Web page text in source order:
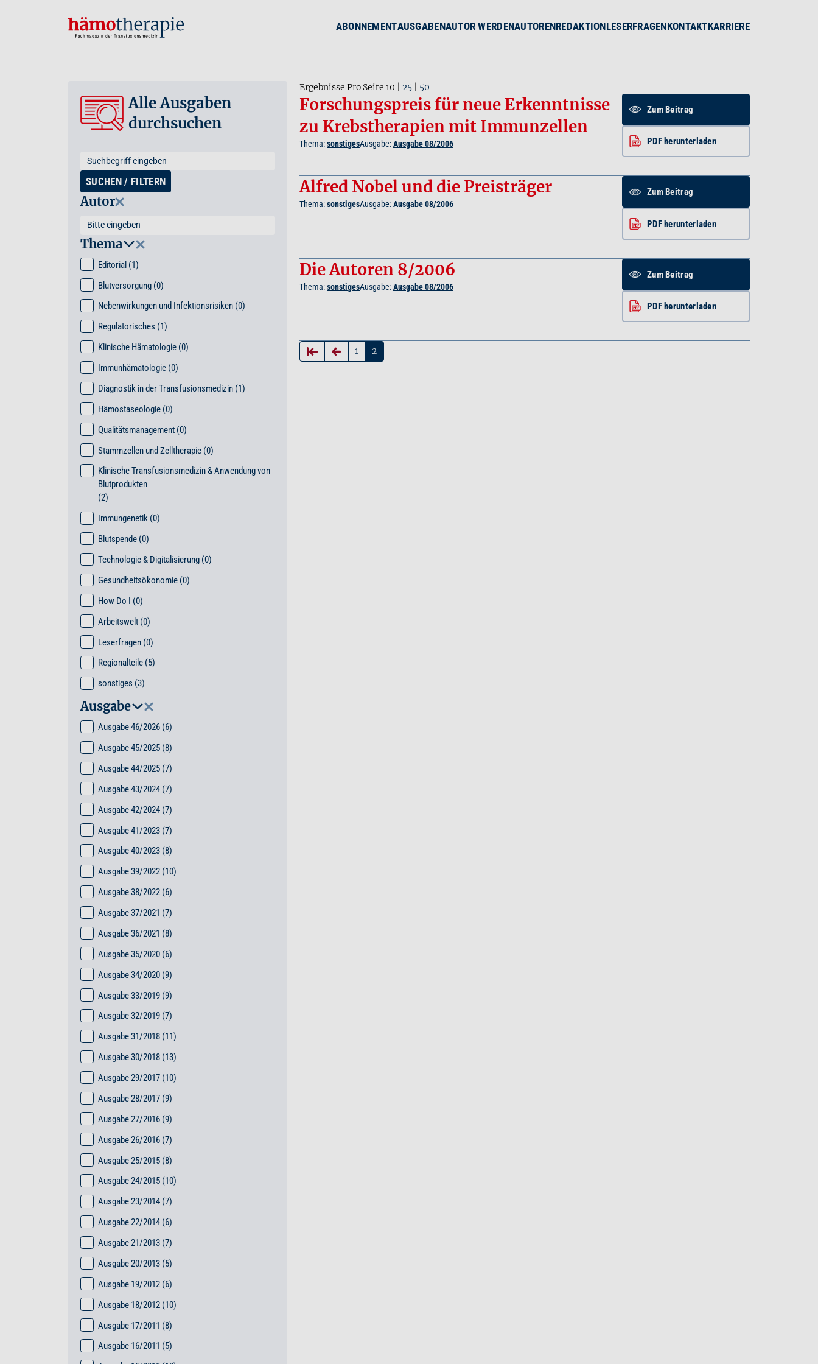
ABONNEMENTAUSGABENAUTOR WERDENAUTORENREDAKTIONLESERFRAGENKONTAKTKARRIERE
Alle Ausgaben
durchsuchen
SUCHEN / FILTERN
Autor
Thema
Editorial (1)
Blutversorgung (0)
Nebenwirkungen und Infektionsrisiken (0)
Regulatorisches (1)
Klinische Hämatologie (0)
Immunhämatologie (0)
Diagnostik in der Transfusionsmedizin (1)
Hämostaseologie (0)
Qualitätsmanagement (0)
Stammzellen und Zelltherapie (0)
Klinische Transfusionsmedizin & Anwendung von
Blutprodukten
(2)
Immungenetik (0)
Blutspende (0)
Technologie & Digitalisierung (0)
Gesundheitsökonomie (0)
How Do I (0)
Arbeitswelt (0)
Leserfragen (0)
Regionalteile (5)
sonstiges (3)
Ausgabe
Ausgabe 46/2026 (6)
Ausgabe 45/2025 (8)
Ausgabe 44/2025 (7)
Ausgabe 43/2024 (7)
Ausgabe 42/2024 (7)
Ausgabe 41/2023 (7)
Ausgabe 40/2023 (8)
Ausgabe 39/2022 (10)
Ausgabe 38/2022 (6)
Ausgabe 37/2021 (7)
Ausgabe 36/2021 (8)
Ausgabe 35/2020 (6)
Ausgabe 34/2020 (9)
Ausgabe 33/2019 (9)
Ausgabe 32/2019 (7)
Ausgabe 31/2018 (11)
Ausgabe 30/2018 (13)
Ausgabe 29/2017 (10)
Ausgabe 28/2017 (9)
Ausgabe 27/2016 (9)
Ausgabe 26/2016 (7)
Ausgabe 25/2015 (8)
Ausgabe 24/2015 (10)
Ausgabe 23/2014 (7)
Ausgabe 22/2014 (6)
Ausgabe 21/2013 (7)
Ausgabe 20/2013 (5)
Ausgabe 19/2012 (6)
Ausgabe 18/2012 (10)
Ausgabe 17/2011 (8)
Ausgabe 16/2011 (5)
Ergebnisse Pro Seite 10 25 50
Forschungspreis für neue Erkenntnisse
zu Krebstherapien mit Immunzellen
Thema:sonstigesAusgabe:Ausgabe 08/2006
Zum Beitrag
PDF herunterladen
Alfred Nobel und die Preisträger
Thema:sonstigesAusgabe:Ausgabe 08/2006
Zum Beitrag
PDF herunterladen
Die Autoren 8/2006
Thema:sonstigesAusgabe:Ausgabe 08/2006
Zum Beitrag
PDF herunterladen
1 2